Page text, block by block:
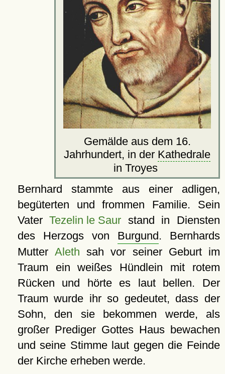
Gemälde aus dem 16.
Jahrhundert, in der Kathedrale
in Troyes
Bernhard stammte aus einer adligen,
begüterten und frommen Familie. Sein
VaterTezelin le Saur stand in Diensten
des Herzogs von Burgund. Bernhards
MutterAleth sah vor seiner Geburt im
Traum ein weißes Hündlein mit rotem
Rücken und hörte es laut bellen. Der
Traum wurde ihr so gedeutet, dass der
Sohn, den sie bekommen werde, als
großer Prediger Gottes Haus bewachen
und seine Stimme laut gegen die Feinde
der Kirche erheben werde.